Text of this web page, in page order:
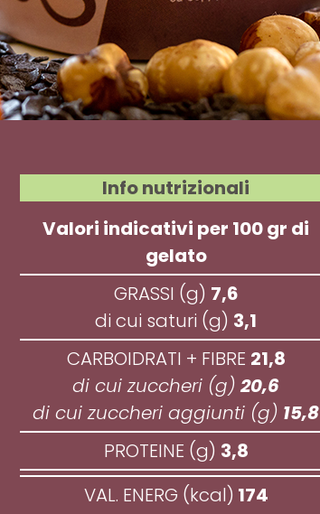
Info nutrizionali
Valori indicativi per 100 gr di
gelato
GRASSI (g) 7,6
di cui saturi (g) 3,1
CARBOIDRATI + FIBRE 21,8
di cui zuccheri (g)20,6
di cui zuccheri aggiunti (g) 15,8
PROTEINE (g) 3,8
VAL. ENERG (kcal) 174